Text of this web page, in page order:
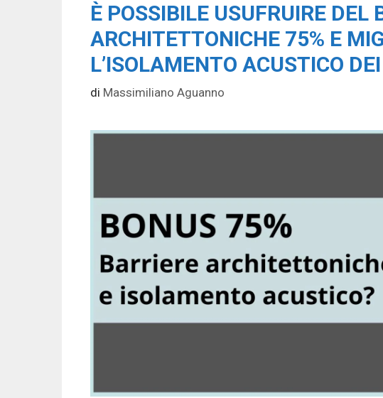
È POSSIBILE USUFRUIRE DEL
ARCHITETTONICHE 75% E
L’ISOLAMENTO ACUSTICO
di Massimiliano Aguanno